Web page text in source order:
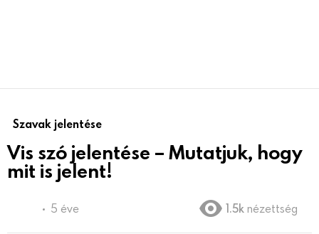
Szavak jelentése
Vis szó jelentése – Mutatjuk, hogy
mit is jelent!
5 éve 1.5k nézettség